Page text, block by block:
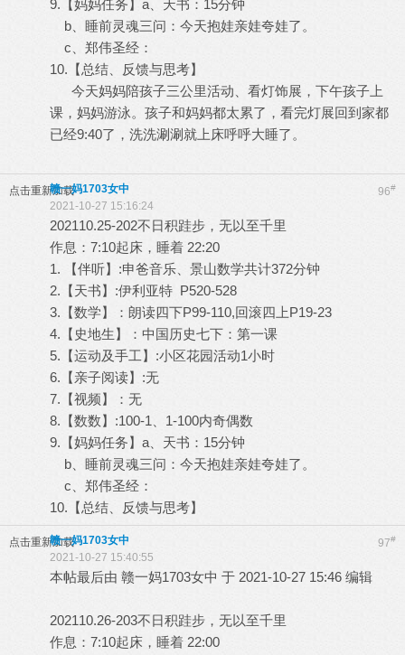
9.【妈妈任务】a、天书：15分钟
b、睡前灵魂三问：今天抱娃亲娃夸娃了。
c、郑伟圣经：
10.【总结、反馈与思考】
今天妈妈陪孩子三公里活动、看灯饰展，下午孩子上
课，妈妈游泳。孩子和妈妈都太累了，看完灯展回到家都
已经9:40了，洗洗涮涮就上床呼呼大睡了。
点击重新加载 96#
赣一妈1703女中
2021-10-27 15:16:24
202110.25-202不日积跬步，无以至千里
作息：7:10起床，睡着 22:20
1. 【伴听】:申爸音乐、景山数学共计372分钟
2.【天书】:伊利亚特 P520-528
3.【数学】：朗读四下P99-110,回滚四上P19-23
4.【史地生】：中国历史七下：第一课
5.【运动及手工】:小区花园活动1小时
6.【亲子阅读】:无
7.【视频】：无
8.【数数】:100-1、1-100内奇偶数
9.【妈妈任务】a、天书：15分钟
b、睡前灵魂三问：今天抱娃亲娃夸娃了。
c、郑伟圣经：
10.【总结、反馈与思考】
点击重新加载 97#
赣一妈1703女中
2021-10-27 15:40:55
本帖最后由 赣一妈1703女中 于 2021-10-27 15:46 编辑
202110.26-203不日积跬步，无以至千里
作息：7:10起床，睡着 22:00